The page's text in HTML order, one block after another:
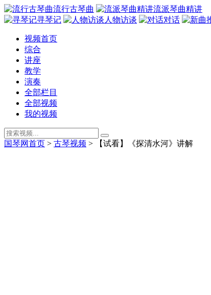
流行古琴曲
流派琴曲精讲
寻琴记
人物访谈 对话
视频首页
综合
讲座
教学
演奏
全部栏目
全部视频
我的视频
国琴网首页 > 古琴视频 > 【试看】《探清水河》讲解